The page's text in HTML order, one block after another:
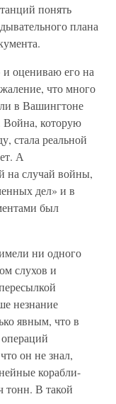
понять
плана
оцениваю его на
что много
в Вашингтоне
Война, которую
стала реальной
А
на случай войны,
дел» и в
был
ни одного
слухов и
незнание
явным, что в
он не знал,
корабли-
тонн. В такой